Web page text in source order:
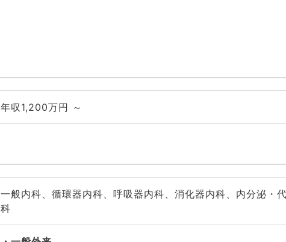
年収1,200万円 ～
一般内科、循環器内科、呼吸器内科、消化器内科、内分泌・
科